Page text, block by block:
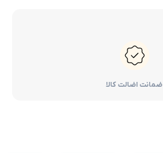
ضمانت اضالت کالا